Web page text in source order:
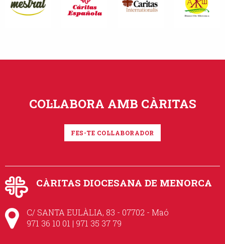
COL·LABORA AMB CÀRITAS
FES-TE COL·LABORADOR
CÀRITAS DIOCESANA DE MENORCA
C/ SANTA EULÀLIA, 83 - 07702 - Maó
971 36 10 01 | 971 35 37 79